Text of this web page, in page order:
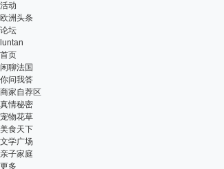
活动
欧洲头条
论坛
luntan
首页
闲聊法国
你问我答
商家自荐区
真情秘密
宠物花草
美食天下
文学广场
亲子家庭
更多